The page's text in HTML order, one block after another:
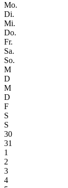
Mo.
Di.
Mi.
Do.
Fr.
Sa.
So.
M
D
M
D
F
S
S
30
31
1
2
3
4